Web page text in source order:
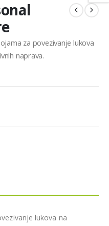
za povezivanje lukova
naprava.
lukova na